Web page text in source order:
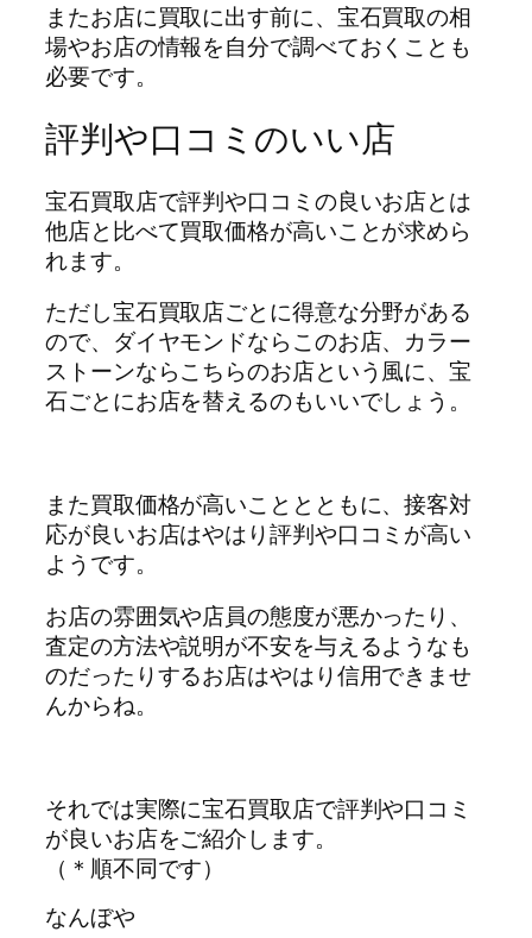
またお店に買取に出す前に、宝石買取の相
場やお店の情報を自分で調べておくことも
必要です。
評判や口コミのいい店
宝石買取店で評判や口コミの良いお店とは
他店と比べて買取価格が高いことが求めら
れます。
ただし宝石買取店ごとに得意な分野がある
ので、ダイヤモンドならこのお店、カラー
ストーンならこちらのお店という風に、宝
石ごとにお店を替えるのもいいでしょう。
また買取価格が高いこととともに、接客対
応が良いお店はやはり評判や口コミが高い
ようです。
お店の雰囲気や店員の態度が悪かったり、
査定の方法や説明が不安を与えるようなも
のだったりするお店はやはり信用できませ
んからね。
それでは実際に宝石買取店で評判や口コミ
が良いお店をご紹介します。
（＊順不同です）
なんぼや